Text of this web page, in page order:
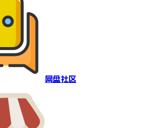
网盘社区